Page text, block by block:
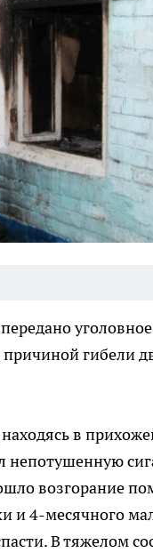
гибели
в
непотушенную
возгорание
и 4-месячного
В тяжелом